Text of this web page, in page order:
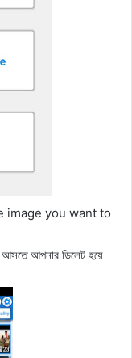
image you want to
আপনার ডিলেট হয়ে